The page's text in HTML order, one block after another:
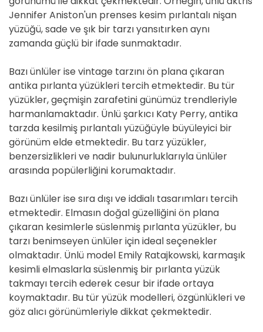
Jennifer Aniston'un prenses kesim pırlantalı nişan
yüzüğü, sade ve şık bir tarzı yansıtırken aynı
zamanda güçlü bir ifade sunmaktadır.
Bazı ünlüler ise vintage tarzını ön plana çıkaran
antika pırlanta yüzükleri tercih etmektedir. Bu tür
yüzükler, geçmişin zarafetini günümüz trendleriyle
harmanlamaktadır. Ünlü şarkıcı Katy Perry, antika
tarzda kesilmiş pırlantalı yüzüğüyle büyüleyici bir
görünüm elde etmektedir. Bu tarz yüzükler,
benzersizlikleri ve nadir bulunurluklarıyla ünlüler
arasında popülerliğini korumaktadır.
Bazı ünlüler ise sıra dışı ve iddialı tasarımları tercih
etmektedir. Elmasın doğal güzelliğini ön plana
çıkaran kesimlerle süslenmiş pırlanta yüzükler, bu
tarzı benimseyen ünlüler için ideal seçenekler
olmaktadır. Ünlü model Emily Ratajkowski, karmaşık
kesimli elmaslarla süslenmiş bir pırlanta yüzük
takmayı tercih ederek cesur bir ifade ortaya
koymaktadır. Bu tür yüzük modelleri, özgünlükleri ve
göz alıcı görünümleriyle dikkat çekmektedir.